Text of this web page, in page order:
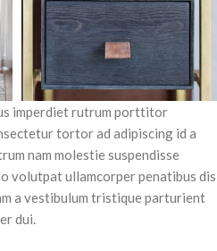
imperdiet rutrum porttitor
tortor ad adipiscing id a
nam molestie suspendisse
volutpat ullamcorper penatibus dis
a vestibulum tristique parturient
dui.